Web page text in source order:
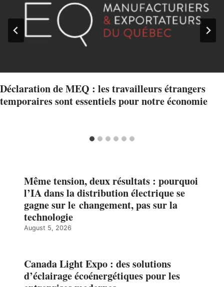
Déclaration de MEQ : les travailleurs étrangers
temporaires sont essentiels pour notre économie
Même tension, deux résultats : pourquoi
l’IA dans la distribution électrique se
gagne sur le changement, pas sur la
technologie
August 5, 2026
Canada Light Expo : des solutions
d’éclairage écoénergétiques pour les